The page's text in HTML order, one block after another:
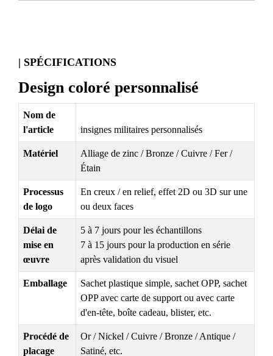
| SPÉCIFICATIONS
Design coloré personnalisé
Nom de
l'article
insignes militaires personnalisés
Matériel
Alliage de zinc / Bronze / Cuivre / Fer /
Étain
Processus
de logo
En creux / en relief, effet 2D ou 3D sur une
ou deux faces
Délai de
mise en
œuvre
5 à 7 jours pour les échantillons
7 à 15 jours pour la production en série
après validation du visuel
Emballage
Sachet plastique simple, sachet OPP, sachet
OPP avec carte de support ou avec carte
d'en-tête, boîte cadeau, blister, etc.
Procédé de
placage
Or / Nickel / Cuivre / Bronze / Antique /
Satiné, etc.